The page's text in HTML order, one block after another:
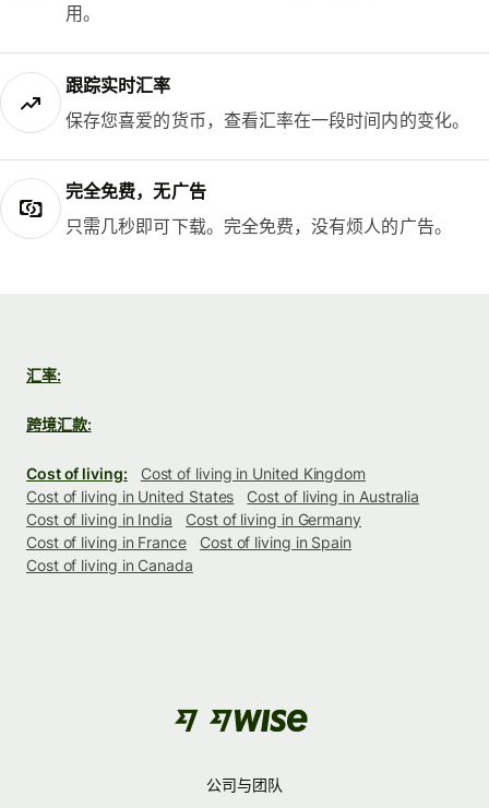
用。
跟踪实时汇率
保存您喜爱的货币，查看汇率在一段时间内的变化。
完全免费，无广告
只需几秒即可下载。完全免费，没有烦人的广告。
汇率:
跨境汇款:
Cost of living:
Cost of living in United Kingdom
Cost of living in United States
Cost of living in Australia
Cost of living in India
Cost of living in Germany
Cost of living in France
Cost of living in Spain
Cost of living in Canada
公司与团队